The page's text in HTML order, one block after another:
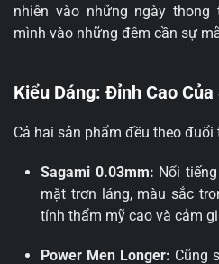
nhiên vào những ngày thong
mình vào những đêm cần sự
Kiểu Dáng: Đỉnh Cao
Cả hai sản phẩm đều theo
Sagami 0.03mm: Nổi
mặt trơn láng, màu sắc
tính thẩm mỹ cao và cảm
Power Men Longer: Cũng